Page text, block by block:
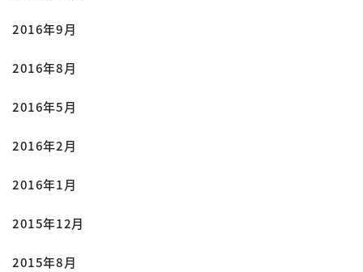
2016年9月
2016年8月
2016年5月
2016年2月
2016年1月
2015年12月
2015年8月